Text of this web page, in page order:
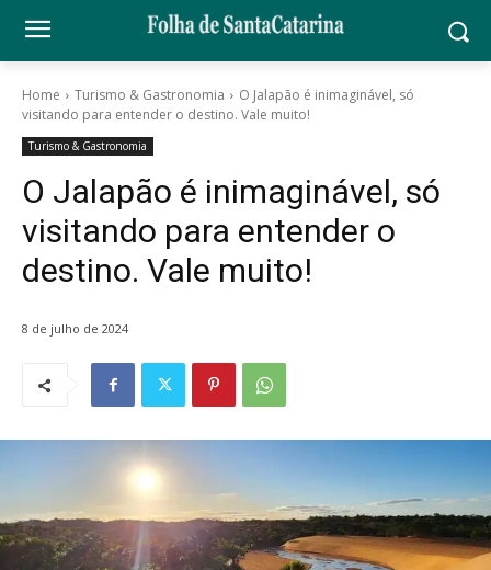
Home Turismo & Gastronomia
O Jalapão é inimaginável, só
visitando para entender o destino. Vale muito!
Turismo & Gastronomia
O Jalapão é inimaginável, só
visitando para entender o
destino. Vale muito!
8 de julho de 2024